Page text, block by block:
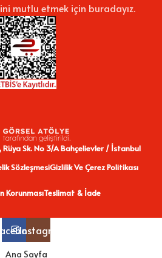
mutlu etmek için buradayız.
Sk. No 3/A Bahçelievler / İstanbul
SözleşmesiGizlilik Ve Çerez Politikası
KorunmasıTeslimat & İade
FacebookInstagram
Ana Sayfa